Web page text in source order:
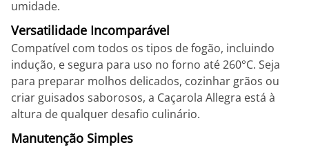
umidade.
Versatilidade Incomparável
Compatível com todos os tipos de fogão, incluindo
indução, e segura para uso no forno até 260°C. Seja
para preparar molhos delicados, cozinhar grãos ou
criar guisados saborosos, a Caçarola Allegra está à
altura de qualquer desafio culinário.
Manutenção Simples